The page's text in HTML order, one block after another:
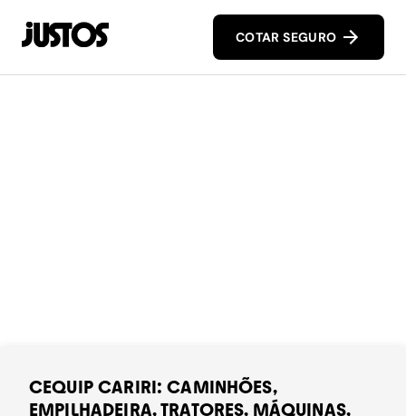
COTAR SEGURO
CEQUIP CARIRI: CAMINHÕES,
EMPILHADEIRA, TRATORES, MÁQUINAS,